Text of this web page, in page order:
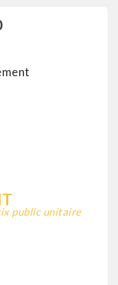
public unitaire